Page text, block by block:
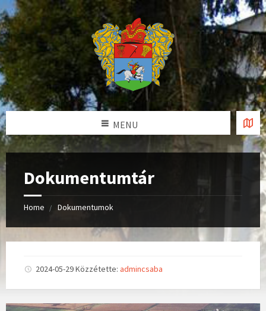
MENU
Dokumentumtár
Home Dokumentumok
2024-05-29Közzétette: admincsaba